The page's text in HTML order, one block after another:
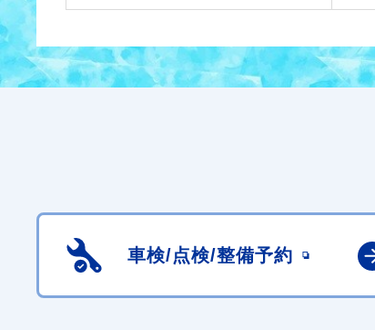
車検/点検/整備予約